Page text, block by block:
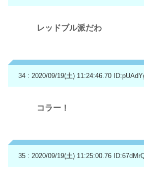
レッドブル派だわ
34 : 2020/09/19(土) 11:24:46.70
コラー！
35 : 2020/09/19(土) 11:25:00.76